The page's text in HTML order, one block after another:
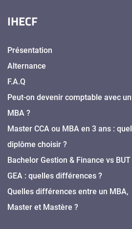
IHECF
Présentation
Alternance
F.A.Q
Peut-on devenir comptable avec un
MBA ?
Master CCA ou MBA en 3 ans : quel
diplôme choisir ?
Bachelor Gestion & Finance vs BUT
GEA : quelles différences ?
Quelles différences entre un MBA,
Master et Mastère ?